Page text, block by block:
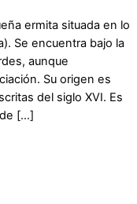
ermita situada en lo
Se encuentra bajo la
aunque
Su origen es
del siglo XVI. Es
[…]